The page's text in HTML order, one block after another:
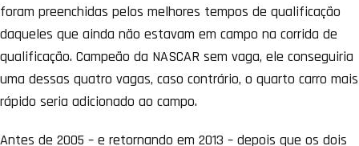
foram preenchidas pelos melhores tempos de qualificação
daqueles que ainda não estavam em campo na corrida de
qualificação. Campeão da NASCAR sem vaga, ele conseguiria
uma dessas quatro vagas, caso contrário, o quarto carro mais
rápido seria adicionado ao campo.
Antes de 2005 – e retornando em 2013 – depois que os dois